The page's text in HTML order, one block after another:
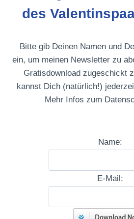
des
Bitte gib Deinen Namen und
ein, um meinen Newsletter zu
Gratisdownload zugeschickt
kannst Dich (natürlich!)
Mehr Infos zum
Name:
E-Mail: